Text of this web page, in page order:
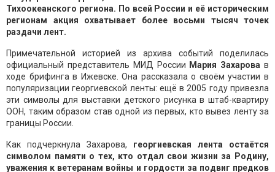
Тихоокеанского региона. По всей России и её историческим
регионам акция охватывает более восьми тысяч точек
раздачи лент.
Примечательной историей из архива событий поделилась
официальный представитель МИД России Мария Захарова в
ходе брифинга в Ижевске. Она рассказала о своём участии в
популяризации георгиевской ленты: ещё в 2005 году привезла
эти символы для выставки детского рисунка в штаб-квартиру
ООН, таким образом став одной из первых, кто вывез ленту за
границы России.
Как подчеркнула Захарова, георгиевская лента остаётся
символом памяти о тех, кто отдал свои жизни за Родину,
уважения к ветеранам войны и гордости за подвиг предков